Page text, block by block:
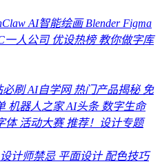
AI智能绘画BlenderFigma
一人公司优设热榜教你做字库
刷AI自学网热门产品揭秘免
机器人之家AI头条数字生命
体活动大赛推荐！设计专题
计师禁忌平面设计配色技巧